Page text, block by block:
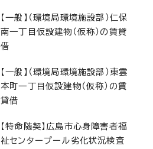
【一般】（環境局環境施設部）仁保
南一丁目仮設建物（仮称）の賃貸
借
【一般】（環境局環境施設部）東雲
本町一丁目仮設建物（仮称）の賃
貸借
【特命随契】広島市心身障害者福
祉センタープール劣化状況検査